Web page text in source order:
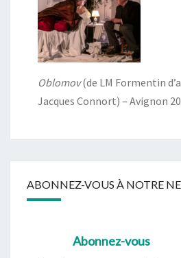
Oblomov(de LM Formentin
Jacques Connort) – Avignon
ABONNEZ-VOUS À NOTRE
Abonnez-vous